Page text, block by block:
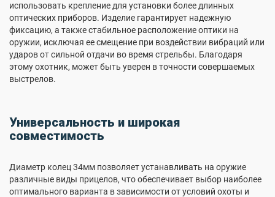
использовать крепление для установки более длинных
оптических приборов. Изделие гарантирует надежную
фиксацию, а также стабильное расположение оптики на
оружии, исключая ее смещение при воздействии вибраций или
ударов от сильной отдачи во время стрельбы. Благодаря
этому охотник, может быть уверен в точности совершаемых
выстрелов.
Универсальность и широкая
совместимость
Диаметр колец 34мм позволяет устанавливать на оружие
различные виды прицелов, что обеспечивает выбор наиболее
оптимального варианта в зависимости от условий охоты и